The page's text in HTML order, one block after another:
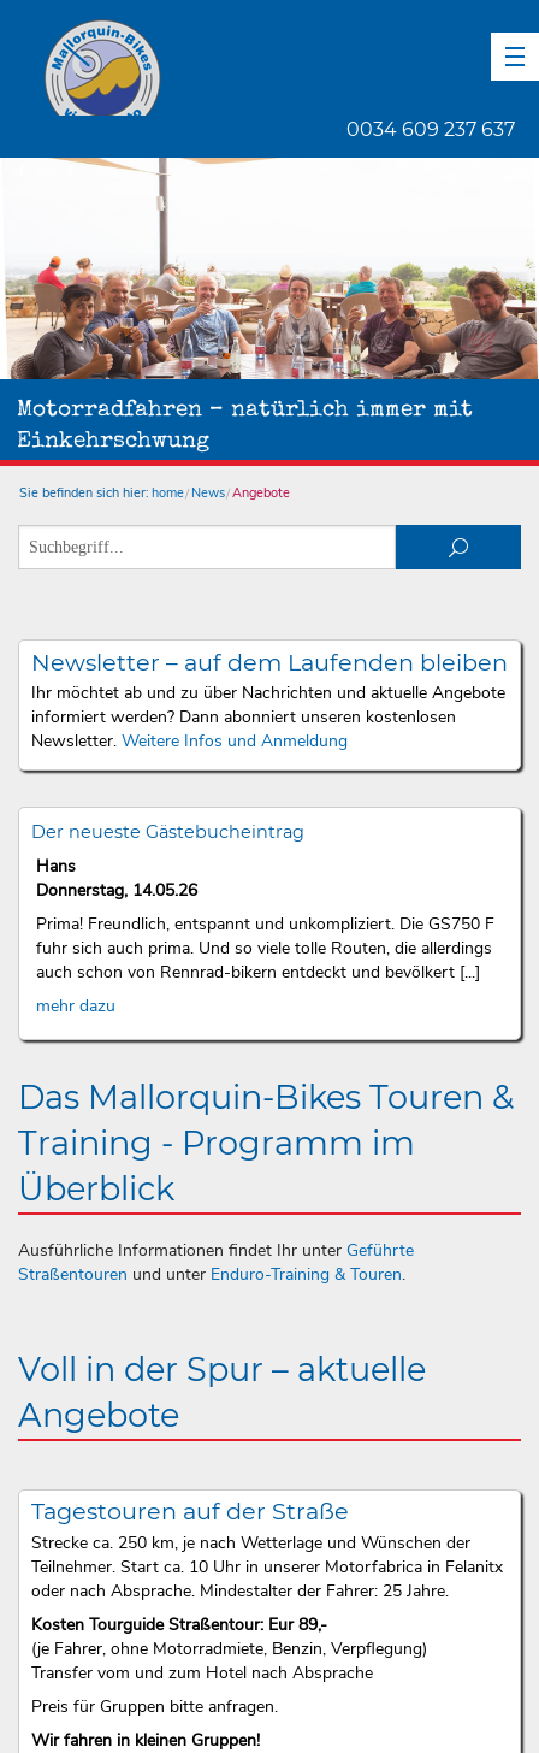
0034 609 237 637
Motorradfahren – natürlich immer mit
Einkehrschwung
Sie befinden sich hier: home News Angebote
Newsletter – auf dem Laufenden bleiben
Ihr möchtet ab und zu über Nachrichten und aktuelle Angebote
informiert werden? Dann abonniert unseren kostenlosen
Newsletter. Weitere Infos und Anmeldung
Der neueste Gästebucheintrag
Hans
Donnerstag, 14.05.26
Prima! Freundlich, entspannt und unkompliziert. Die GS750 F
fuhr sich auch prima. Und so viele tolle Routen, die allerdings
auch schon von Rennrad-bikern entdeckt und bevölkert [...]
mehr dazu
Das Mallorquin-Bikes Touren &
Training - Programm im
Überblick
Ausführliche Informationen findet Ihr unter Geführte
Straßentouren und unter Enduro-Training & Touren.
Voll in der Spur – aktuelle
Angebote
Tagestouren auf der Straße
Strecke ca. 250 km, je nach Wetterlage und Wünschen der
Teilnehmer. Start ca. 10 Uhr in unserer Motorfabrica in Felanitx
oder nach Absprache. Mindestalter der Fahrer: 25 Jahre.
Kosten Tourguide Straßentour: Eur 89,-
(je Fahrer, ohne Motorradmiete, Benzin, Verpflegung)
Transfer vom und zum Hotel nach Absprache
Preis für Gruppen bitte anfragen.
Wir fahren in kleinen Gruppen!